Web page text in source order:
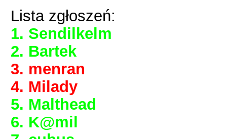
Lista zgłoszeń:
1. Sendilkelm
2. Bartek
3. menran
4. Milady
5. Malthead
6. K@mil